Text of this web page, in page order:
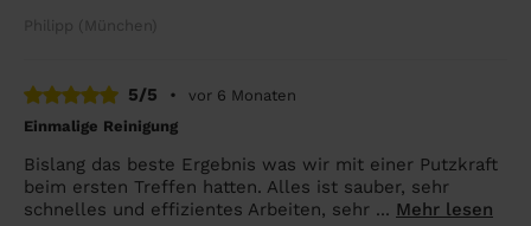
Philipp (München)
5/5 •
vor 6 Monaten
Einmalige Reinigung
Bislang das beste Ergebnis was wir mit einer Putzkraft
beim ersten Treffen hatten. Alles ist sauber, sehr
schnelles und effizientes Arbeiten, sehr ... Mehr lesen